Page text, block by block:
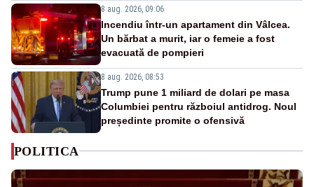
8 aug. 2026, 09:06
Incendiu într-un apartament din Vâlcea.
Un bărbat a murit, iar o femeie a fost
evacuată de pompieri
8 aug. 2026, 08:53
Trump pune 1 miliard de dolari pe masa
Columbiei pentru războiul antidrog. Noul
președinte promite o ofensivă
POLITICA